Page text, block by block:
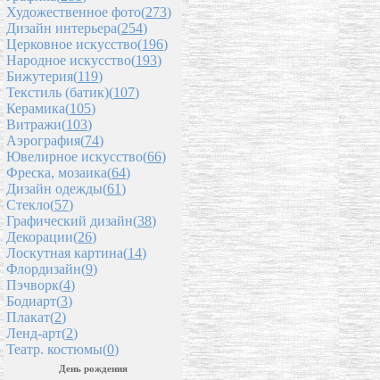
Художественное фото(273)
Дизайн интерьера(254)
Церковное искусство(196)
Народное искусство(193)
Бижутерия(119)
Текстиль (батик)(107)
Керамика(105)
Витражи(103)
Аэрография(74)
Ювелирное искусство(66)
Фреска, мозаика(64)
Дизайн одежды(61)
Стекло(57)
Графический дизайн(38)
Декорации(26)
Лоскутная картина(14)
Флордизайн(9)
Пэчворк(4)
Бодиарт(3)
Плакат(2)
Ленд-арт(2)
Театр. костюмы(0)
День рождения